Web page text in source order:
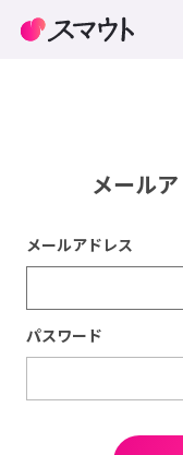
メール
メールアドレス
パスワード